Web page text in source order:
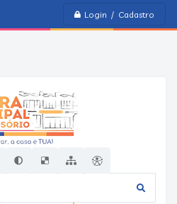
Login / Cadastro